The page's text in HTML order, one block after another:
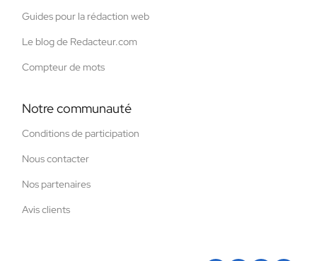
Guides pour la rédaction web
Le blog de Redacteur.com
Compteur de mots
Notre communauté
Conditions de participation
Nous contacter
Nos partenaires
Avis clients